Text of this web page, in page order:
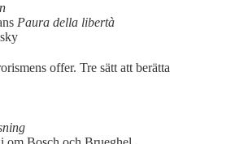
Paura della libertà
offer. Tre sätt att berätta